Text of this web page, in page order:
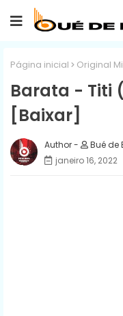
Página inicial Original
Barata - Titi
[Baixar]
Bué de
janeiro 16, 2022